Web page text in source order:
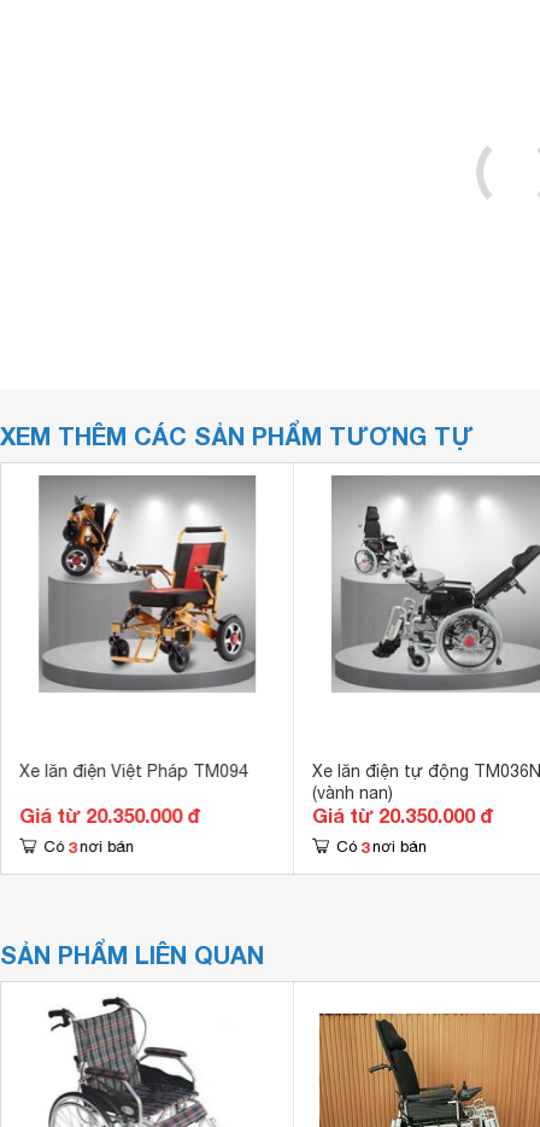
XEM THÊM CÁC SẢN PHẨM TƯƠNG TỰ
Xe lăn điện Việt Pháp TM094
Giá từ 20.350.000 đ
Có 3 nơi bán
Xe lăn điện tự động TM036N
(vành nan)
Giá từ 20.350.000 đ
Có 3 nơi bán
SẢN PHẨM LIÊN QUAN